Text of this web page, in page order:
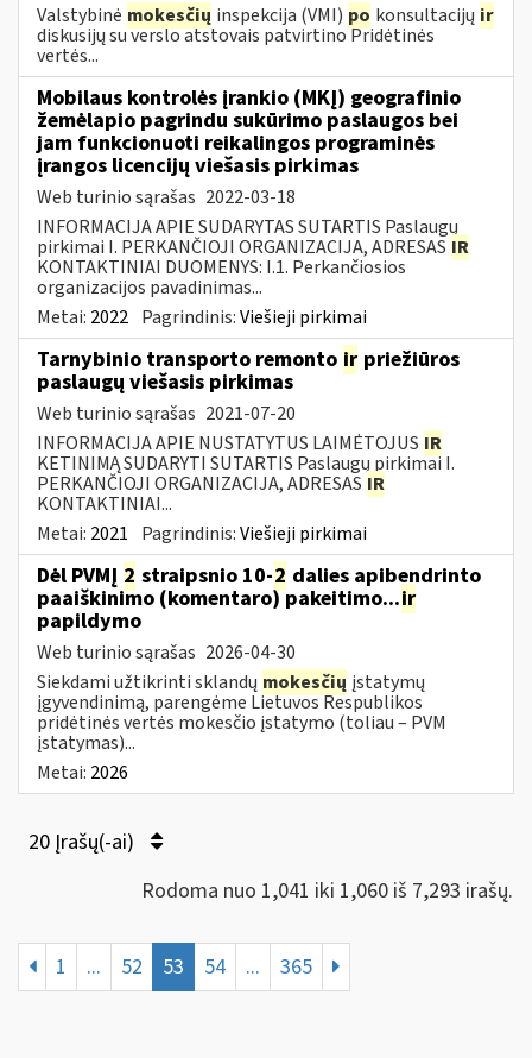
Valstybinė mokesčių inspekcija (VMI) po konsultacijų ir
diskusijų su verslo atstovais patvirtino Pridėtinės
vertės...
Mobilaus kontrolės įrankio (MKĮ) geografinio
žemėlapio pagrindu sukūrimo paslaugos bei
jam funkcionuoti reikalingos programinės
įrangos licencijų viešasis pirkimas
Web turinio sąrašas 2022-03-18
INFORMACIJA APIE SUDARYTAS SUTARTIS Paslaugų
pirkimai I. PERKANČIOJI ORGANIZACIJA, ADRESAS IR
KONTAKTINIAI DUOMENYS: I.1. Perkančiosios
organizacijos pavadinimas...
Metai: 2022 Pagrindinis:Viešieji pirkimai
Tarnybinio transporto remonto ir priežiūros
paslaugų viešasis pirkimas
Web turinio sąrašas 2021-07-20
INFORMACIJA APIE NUSTATYTUS LAIMĖTOJUS IR
KETINIMĄ SUDARYTI SUTARTIS Paslaugų pirkimai I.
PERKANČIOJI ORGANIZACIJA, ADRESAS IR
KONTAKTINIAI...
Metai: 2021 Pagrindinis:Viešieji pirkimai
Dėl PVMĮ 2 straipsnio 10-2 dalies apibendrinto
paaiškinimo (komentaro) pakeitimo...ir
papildymo
Web turinio sąrašas 2026-04-30
Siekdami užtikrinti sklandų mokesčių įstatymų
įgyvendinimą, parengėme Lietuvos Respublikos
pridėtinės vertės mokesčio įstatymo (toliau – PVM
įstatymas)...
Metai: 2026
20 Įrašų(-ai)
Rodoma nuo 1,041 iki 1,060 iš 7,293 irašų.
1 ... 52 53 54 ... 365